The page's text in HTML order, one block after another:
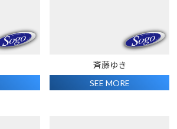
斉藤ゆき
SEE MORE